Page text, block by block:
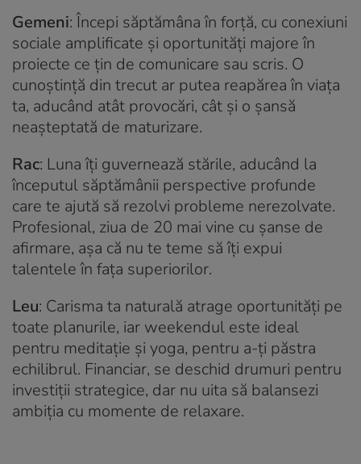
Gemeni: Începi săptămâna în forță, cu conexiuni
sociale amplificate și oportunități majore în
proiecte ce țin de comunicare sau scris. O
cunoștință din trecut ar putea reapărea în viața
ta, aducând atât provocări, cât și o șansă
neașteptată de maturizare.
Rac: Luna îți guvernează stările, aducând la
începutul săptămânii perspective profunde
care te ajută să rezolvi probleme nerezolvate.
Profesional, ziua de 20 mai vine cu șanse de
afirmare, așa că nu te teme să îți expui
talentele în fața superiorilor.
Leu: Carisma ta naturală atrage oportunități pe
toate planurile, iar weekendul este ideal
pentru meditație și yoga, pentru a-ți păstra
echilibrul. Financiar, se deschid drumuri pentru
investiții strategice, dar nu uita să balansezi
ambiția cu momente de relaxare.